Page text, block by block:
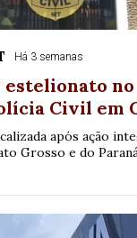
Há 3 semanas
no
Civil em
após ação
Grosso e do